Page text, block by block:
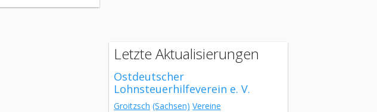
Letzte Aktualisierungen
Ostdeutscher
Lohnsteuerhilfeverein e. V.
Groitzsch (Sachsen) Vereine